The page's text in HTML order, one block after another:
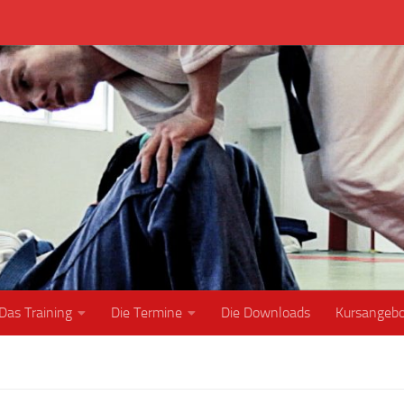
Das Training Die Termine Die Downloads